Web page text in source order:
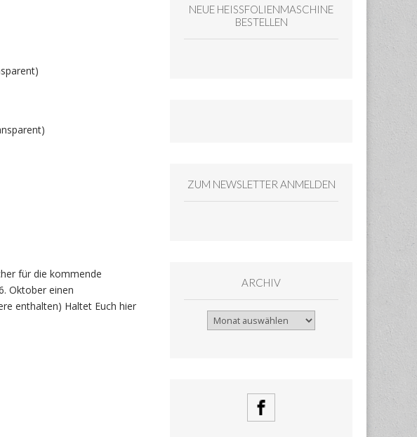
für die kommende
Oktober einen
enthalten) Haltet Euch hier
NEUE HEISSFOLIENMASCHINE
BESTELLEN
ZUM NEWSLETTER ANMELDEN
ARCHIV
Archiv